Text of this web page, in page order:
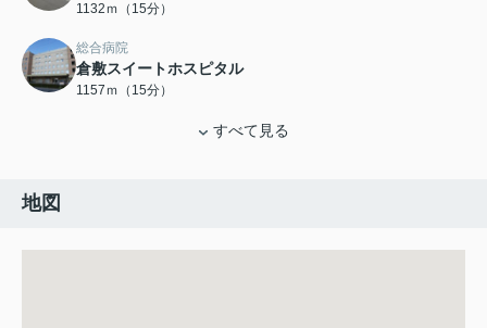
1132ｍ（15分）
総合病院
倉敷スイートホスピタル
1157ｍ（15分）
すべて見る
地図